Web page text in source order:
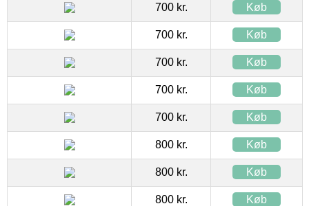
700 kr. Køb
700 kr. Køb
700 kr. Køb
700 kr. Køb
700 kr. Køb
800 kr. Køb
800 kr. Køb
800 kr. Køb